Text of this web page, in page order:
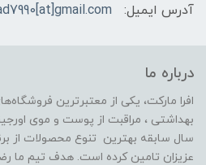
آدرس ایمیل:
درباره ما
افرا مارکت، یکی از معتبرترین
سال سابقه بهترین تنوع محصولات از
عزیزان تامین کرده است. هدف تیم ما